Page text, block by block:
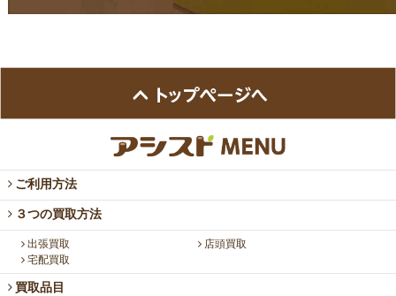
ご利用方法
３つの買取方法
出張買取
店頭買取
宅配買取
買取品目